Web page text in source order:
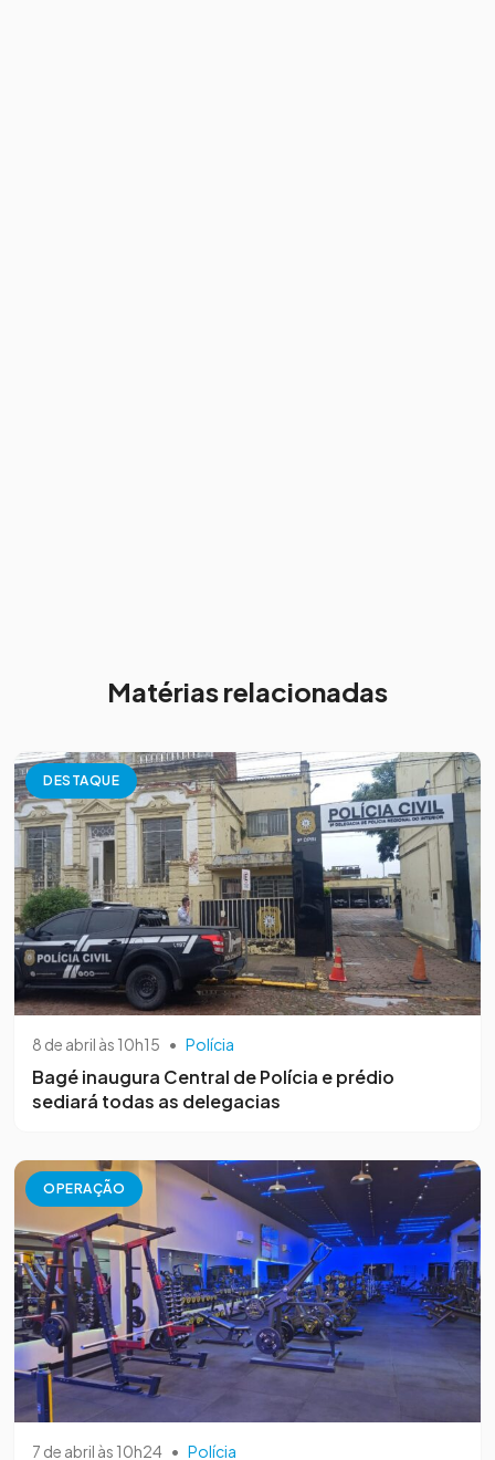
Matérias relacionadas
DESTAQUE
8 de abril às 10h15 • Polícia
Bagé inaugura Central de Polícia e prédio
sediará todas as delegacias
OPERAÇÃO
7 de abril às 10h24 • Polícia